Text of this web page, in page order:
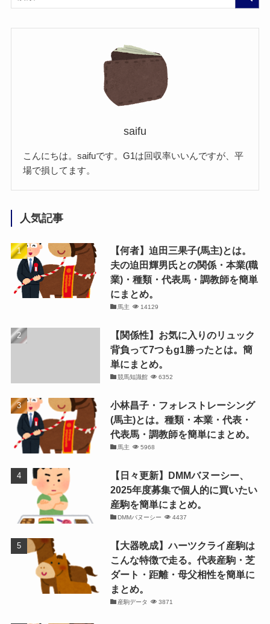
saifu
こんにちは。saifuです。G1は回収率いいんですが、平
場で損してます。
人気記事
【何者】迫田三果子(馬主)とは。
夫の迫田輝男氏との関係・本業(職
業)・種類・代表馬・調教師を簡単
にまとめ。
馬主 14129
【関係性】お気に入りのリュック
背負って7つもg1勝ったとは。簡
単にまとめ。
競馬知識館 6352
小林昌子・フォレストレーシング
(馬主)とは。種類・本業・代表・
代表馬・調教師を簡単にまとめ。
馬主 5968
【日々更新】DMMバヌーシー、
2025年度募集で個人的に買いたい
産駒を簡単にまとめ。
DMMバヌーシー 4437
【大器晩成】ハーツクライ産駒は
こんな特徴で走る。代表産駒・芝
ダート・距離・母父相性を簡単に
まとめ。
産駒データ 3871